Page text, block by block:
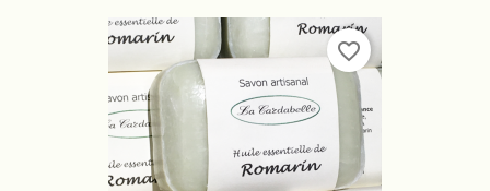
favorite_border